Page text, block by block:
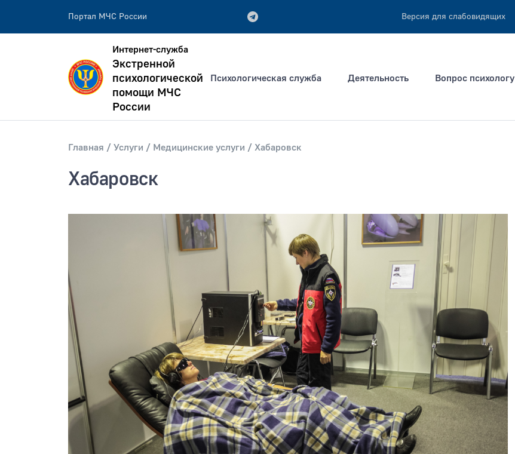
Портал МЧС России Версия для слабовидящих
Искать по:
всей фразе
Интернет-служба
Экстренной
психологической
помощи МЧС
России
Психологическая служба Деятельность Вопрос психологу
Главная Услуги Медицинские услуги Хабаровск
Хабаровск